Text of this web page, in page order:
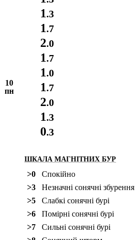
1.3
1.7
10
пн
2.0
1.7
1.0
1.7
2.0
1.3
0.3
ШКАЛА МАГНІТНИХ БУР
>0
Спокійно
>3
Незначні сонячні збурення
>5
Слабкі сонячні бурі
>6
Помірні сонячні бурі
>7
Сильні сонячні бурі